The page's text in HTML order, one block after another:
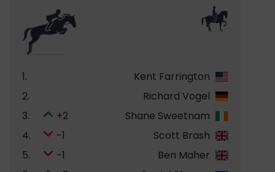
1.
Kent Farrington
2.
Richard Vogel
3.
+2
Shane Sweetnam
4.
-1
Scott Brash
5.
-1
Ben Maher